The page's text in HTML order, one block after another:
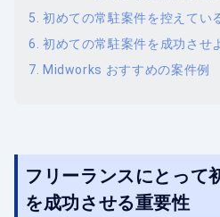
初めての常駐案件を控えてい
初めての常駐案件を成功させ
Midworks おすすめの案件例
フリーランスにとって
を成功させる重要性